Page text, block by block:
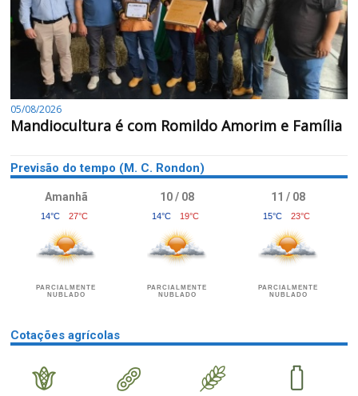
05/08/2026
Mandiocultura é com Romildo Amorim e Família
Previsão do tempo (M. C. Rondon)
Amanhã
14°C 27°C
PARCIALMENTE
NUBLADO
10 / 08
14°C 19°C
PARCIALMENTE
NUBLADO
11 / 08
15°C 23°C
PARCIALMENTE
NUBLADO
Cotações agrícolas